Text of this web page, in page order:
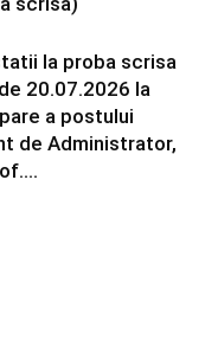
la proba scrisa
20.07.2026 la
a postului
de Administrator,